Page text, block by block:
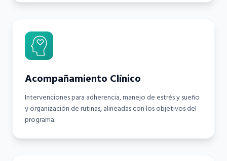
Acompañamiento Clínico
Intervenciones para adherencia, manejo de estrés y sueño
y organización de rutinas, alineadas con los objetivos del
programa.